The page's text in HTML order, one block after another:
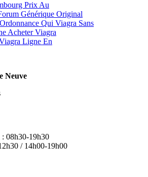
Prix Au
Générique Original
Qui Viagra Sans
Acheter Viagra
Ligne En
Neuve
08h30-19h30
/ 14h00-19h00